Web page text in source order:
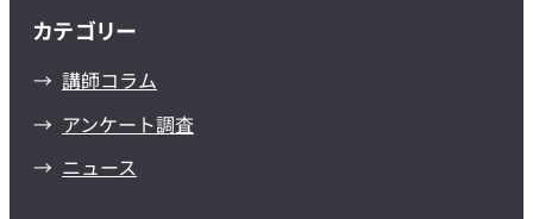
カテゴリー
講師コラム
アンケート調査
ニュース